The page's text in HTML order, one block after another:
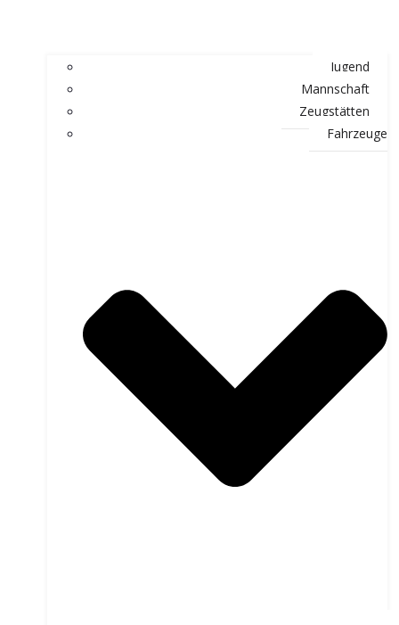
Jugend
Mannschaft
Zeugstätten
Fahrzeuge